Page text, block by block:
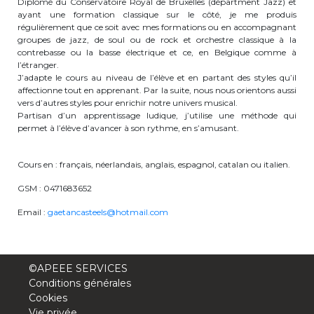
periscolaire.berkendael@apeee-bxl1-
services.be
BE91 3631 6790 0976
Activités périscolaires Uccle
cesame@apeee-bxl1-services.be
BE30 3100 2003 2711
+32 (0)2 374 76 75
cantine@apeee-bxl1-services.be
ayant une formation classique sur le côté, je me produis
régulièrement que ce soit avec mes formations ou en accompagnant
groupes de jazz, de soul ou de rock et orchestre classique à la
contrebasse ou la basse électrique et ce, en Belgique comme à
l’étranger.
J’adapte le cours au niveau de l’élève et en partant des styles qu’il
affectionne tout en apprenant. Par la suite, nous nous orientons aussi
vers d’autres styles pour enrichir notre univers musical.
Partisan d’un apprentissage ludique, j’utilise une méthode qui
permet à l’élève d’avancer à son rythme, en s’amusant.
Cours en : français, néerlandais, anglais, espagnol, catalan ou italien.
GSM : 0471683652
Email : gaetancasteels@hotmail.com
©APEEE SERVICES
Conditions générales
Cookies